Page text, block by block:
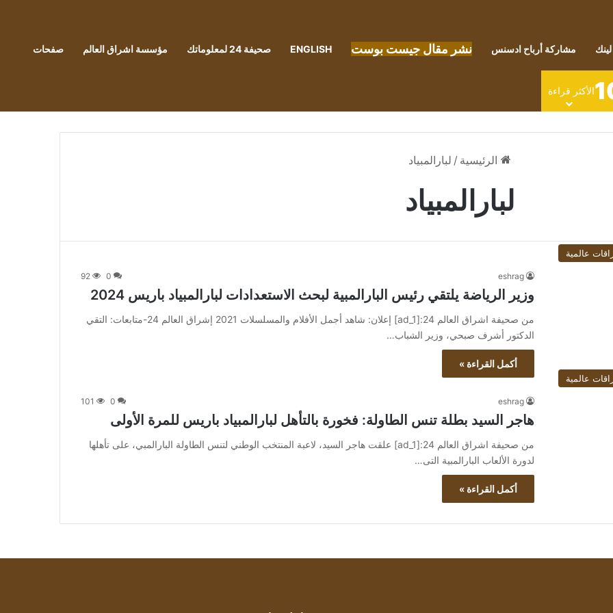
مشاركة أرباح ادسنس نشر مقال جيست بوست ENGLISH صحيفة 24 لمعلوماتك مؤسسة اشراق العالم صفحات
الأكثر قراءة
الرئيسية / لبارالمبياد
لبارالمبياد
عالمية
eshrag
0
92
وزير الرياضة يلتقي رئيس البارالمبية لبحث الاستعدادات لبارالمبياد باريس 2024
من صحيفة اشراق العالم 24:[ad_1] إعلان: شاهد أجمل الأفلام والمسلسلات 2021 إشراق العالم 24-متابعات: التقي
الدكتور أشرف صبحي، وزير الشباب…
أكمل القراءة »
عالمية
eshrag
0
101
هاجر السيد بطلة تنس الطاولة: فخورة بالتأهل لبارالمبياد باريس للمرة الأولى
من صحيفة اشراق العالم 24:[ad_1] علقت هاجر السيد، لاعبة المنتخب الوطني لتنس الطاولة البارالمبي، على تأهلها
لدورة الألعاب البارالمبية التى…
أكمل القراءة »